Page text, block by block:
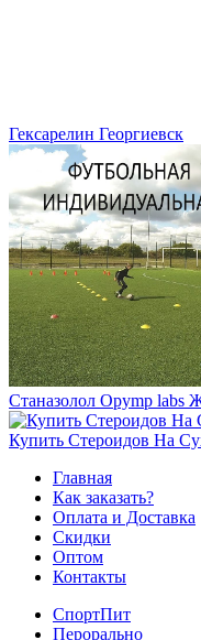
Гексарелин Георгиевск
Станазолол Opymp labs
Купить Стероидов На
Главная
Как заказать?
Оплата и Доставка
Скидки
Оптом
Контакты
СпортПит
Перорально